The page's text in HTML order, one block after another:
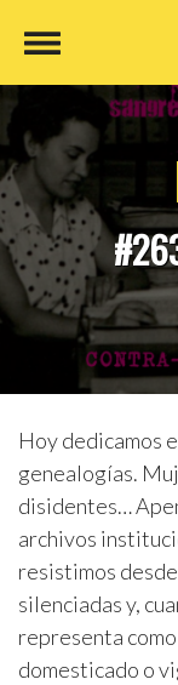
​Hoy dedicamos
genealogías.
disidentes…
archivos
resistimos
silenciadas y,
representa
domesticado o